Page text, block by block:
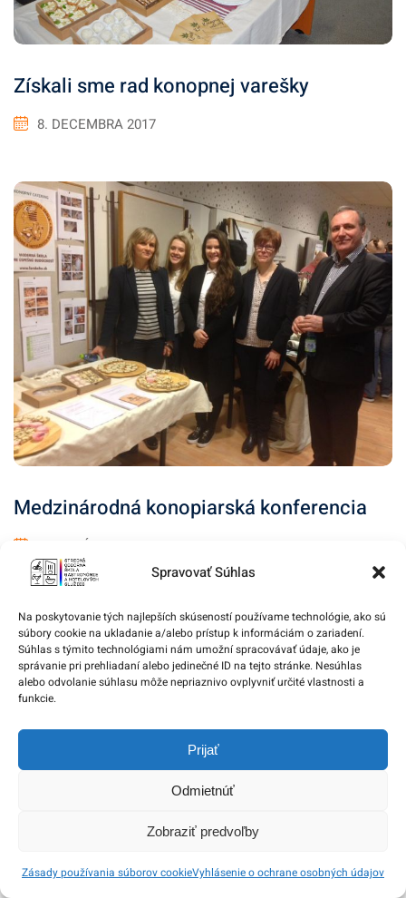
Spravovať Súhlas
Na poskytovanie tých najlepších skúseností používame technológie, ako sú
súbory cookie na ukladanie a/alebo prístup k informáciám o zariadení.
Súhlas s týmito technológiami nám umožní spracovávať údaje, ako je
správanie pri prehliadaní alebo jedinečné ID na tejto stránke. Nesúhlas
alebo odvolanie súhlasu môže nepriaznivo ovplyvniť určité vlastnosti a
funkcie.
Prijať
Odmietnúť
Zobraziť predvoľby
Zásady používania súborov cookieVyhlásenie o ochrane osobných údajov
Získali sme rad konopnej varešky
8. DECEMBRA 2017
Medzinárodná konopiarská konferencia
10. APRÍLA 2017